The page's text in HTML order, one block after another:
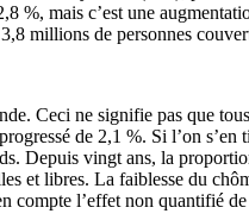
%, mais c’est une
millions de personnes
Ceci ne signifie pas que
de 2,1 %. Si l’on
Depuis vingt ans, la
et libres. La faiblesse du
compte l’effet non quantifié